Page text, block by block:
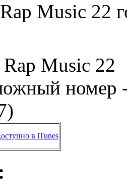
Music 22